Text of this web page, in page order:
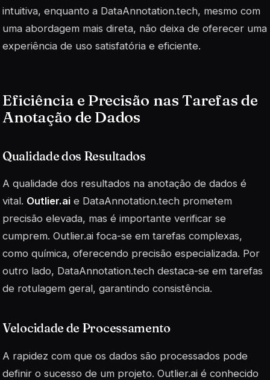
intuitiva, enquanto a DataAnnotation.tech, mesmo com
uma abordagem mais direta, não deixa de oferecer uma
experiência de uso satisfatória e eficiente.
Eficiência e Precisão nas Tarefas de
Anotação de Dados
Qualidade dos Resultados
A qualidade dos resultados na anotação de dados é
vital. Outlier.ai e DataAnnotation.tech prometem
precisão elevada, mas é importante verificar se
cumprem. Outlier.ai foca-se em tarefas complexas,
como química, oferecendo precisão especializada. Por
outro lado, DataAnnotation.tech destaca-se em tarefas
de rotulagem geral, garantindo consistência.
Velocidade de Processamento
A rapidez com que os dados são processados pode
definir o sucesso de um projeto. Outlier.ai é conhecido